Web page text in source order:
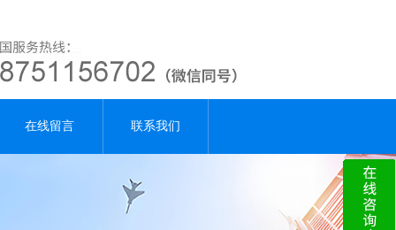
在线留言 联系我们